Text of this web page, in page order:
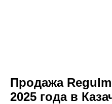
Продажа
2025 года в